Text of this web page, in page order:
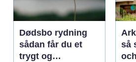
Dødsbo rydning
sådan får du et
trygt og
så